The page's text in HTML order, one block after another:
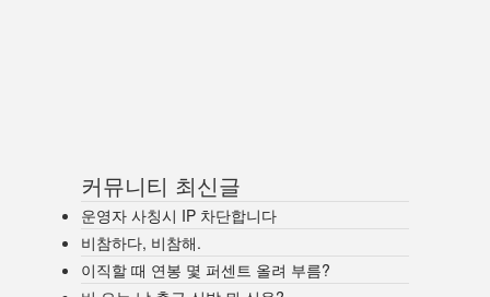
커뮤니티 최신글
운영자 사칭시 IP 차단합니다
비참하다, 비참해.
이직할 때 연봉 몇 퍼센트 올려 부름?